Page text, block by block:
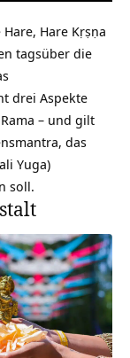
Hare, Hare Kṛṣṇa
tagsüber die
drei Aspekte
– und gilt
das
Yuga)
soll.